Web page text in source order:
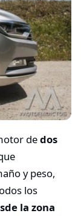
dedos
y peso,
los
la zona